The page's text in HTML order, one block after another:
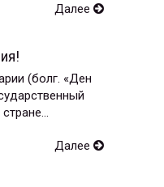
Далее
(болг. «Ден
Далее